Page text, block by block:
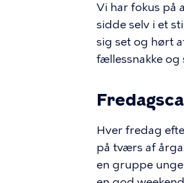
Vi har fokus på
sidde selv i et
sig set og hørt
fællessnakke og
Hver fredag
på tværs af
en gruppe